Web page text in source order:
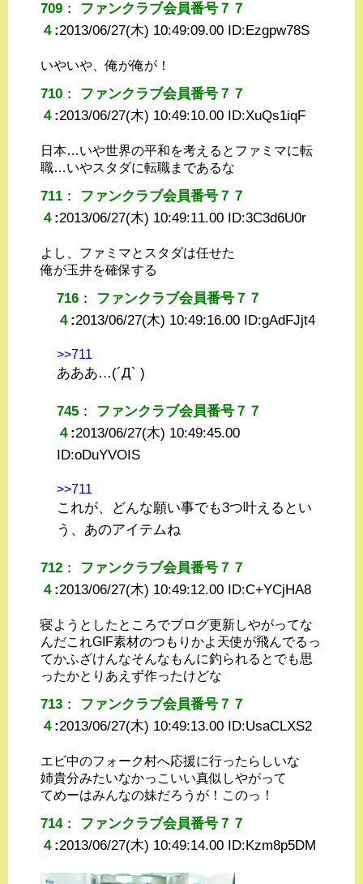
709 ： ファンクラブ会員番号７７
４ :2013/06/27(木) 10:49:09.00 ID:Ezgpw78S
いやいや、俺が俺が！
710 ： ファンクラブ会員番号７７
４ :2013/06/27(木) 10:49:10.00 ID:XuQs1iqF
日本…いや世界の平和を考えるとファミマに転
職…いやスタダに転職まであるな
711 ： ファンクラブ会員番号７７
４ :2013/06/27(木) 10:49:11.00 ID:3C3d6U0r
よし、ファミマとスタダは任せた
俺が玉井を確保する
716 ： ファンクラブ会員番号７７
４ :2013/06/27(木) 10:49:16.00 ID:gAdFJjt4
>>711
あああ…(´Д` )
745 ： ファンクラブ会員番号７７
４ :2013/06/27(木) 10:49:45.00
ID:oDuYVOIS
>>711
これが、どんな願い事でも3つ叶えるとい
う、あのアイテムね
712 ： ファンクラブ会員番号７７
４ :2013/06/27(木) 10:49:12.00 ID:C+YCjHA8
寝ようとしたところでブログ更新しやがってな
んだこれGIF素材のつもりかよ天使が飛んでるっ
てかふざけんなそんなもんに釣られるとでも思
ったかとりあえず作ったけどな
713 ： ファンクラブ会員番号７７
４ :2013/06/27(木) 10:49:13.00 ID:UsaCLXS2
エビ中のフォーク村へ応援に行ったらしいな
姉貴分みたいなかっこいい真似しやがって
てめーはみんなの妹だろうが！このっ！
714： ファンクラブ会員番号７７
４ :2013/06/27(木) 10:49:14.00 ID:Kzm8p5DM